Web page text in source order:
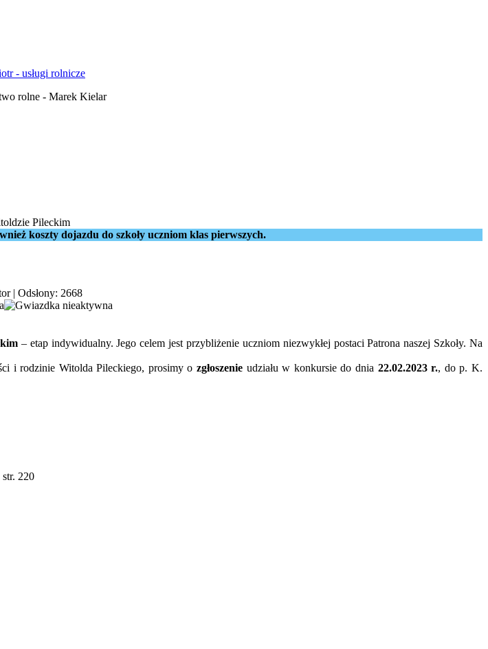
- usługi rolnicze
rolne - Marek Kielar
Pileckim
koszty dojazdu do szkoły uczniom klas pierwszych.
| Odsłony: 2668
– etap indywidualny. Jego celem jest przybliżenie uczniom niezwykłej postaci Patrona naszej Szkoły. Na
i rodzinie Witolda Pileckiego, prosimy ozgłoszenie udziału w konkursie do dnia 22.02.2023 r., do p. K.
220